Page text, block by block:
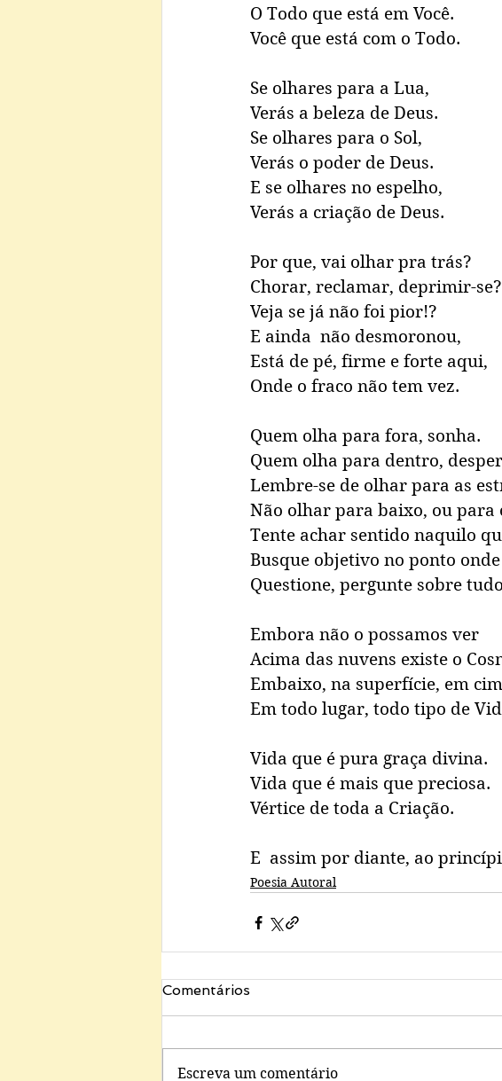
O Todo que está em Você.
Você que está com o Todo.
Se olhares para a Lua,
Verás a beleza de Deus.
Se olhares para o Sol,
Verás o poder de Deus.
E se olhares no espelho,
Verás a criação de Deus.
Por que, vai olhar pra trás?
Chorar, reclamar, deprimir-se?
Veja se já não foi pior!?
E ainda  não desmoronou,
Está de pé, firme e forte aqui,
Onde o fraco não tem vez.
Quem olha para fora, sonha.
Quem olha para dentro,
Lembre-se de olhar para as
Não olhar para baixo, ou para
Tente achar sentido naquilo
Busque objetivo no ponto onde
Questione, pergunte sobre
Embora não o possamos ver
Acima das nuvens existe o
Embaixo, na superfície, em
Em todo lugar, todo tipo de
Vida que é pura graça divina.
Vida que é mais que preciosa.
Vértice de toda a Criação.
E  assim por diante, ao
Poesia Autoral
Comentários
Escreva um comentário